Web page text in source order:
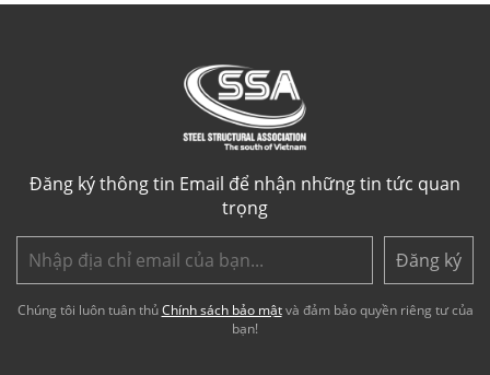
Đăng ký thông tin Email để nhận những tin tức quan
trọng
Đăng ký
Chúng tôi luôn tuân thủChính sách bảo mậtvà đảm bảo quyền riêng tư của
bạn!